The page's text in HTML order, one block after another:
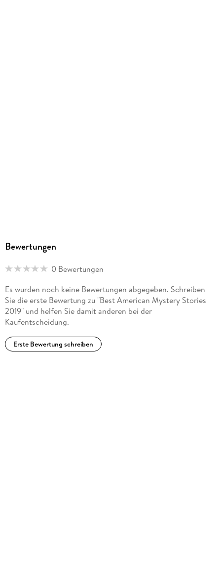
Bewertungen
0 Bewertungen
Es wurden noch keine Bewertungen abgegeben. Schreiben
Sie die erste Bewertung zu "Best American Mystery Stories
2019" und helfen Sie damit anderen bei der
Kaufentscheidung.
Erste Bewertung schreiben